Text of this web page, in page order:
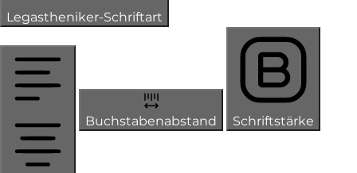
Legastheniker-Schriftart
Buchstabenabstand Schriftstärke